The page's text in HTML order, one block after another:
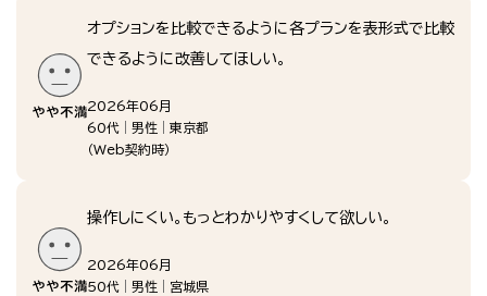
オプションを比較できるように各プランを表形式で比較
できるように改善してほしい。
2026年06月
60代
男性
東京都
（Web契約時）
操作しにくい。もっとわかりやすくして欲しい。
2026年06月
50代
男性
宮城県